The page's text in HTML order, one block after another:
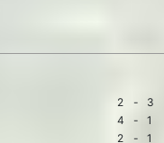
2 -
3
4 -
1
2 -
1